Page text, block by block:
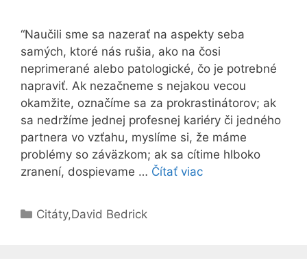
“Naučili sme sa nazerať na aspekty seba
samých, ktoré nás rušia, ako na čosi
neprimerané alebo patologické, čo je potrebné
napraviť. Ak nezačneme s nejakou vecou
okamžite, označíme sa za prokrastinátorov; ak
sa nedržíme jednej profesnej kariéry či jedného
partnera vo vzťahu, myslíme si, že máme
problémy so záväzkom; ak sa cítime hlboko
zranení, dospievame … Čítať viac
Kategórie
Citáty,David Bedrick